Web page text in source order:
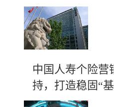
中国人寿个险营
持，打造稳固“